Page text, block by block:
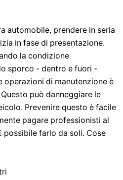
automobile, prendere in seria
in fase di presentazione.
la condizione
sporco - dentro e fuori -
operazioni di manutenzione è
può danneggiare le
Prevenire questo è facile
pagare professionisti al
farlo da soli. Cose